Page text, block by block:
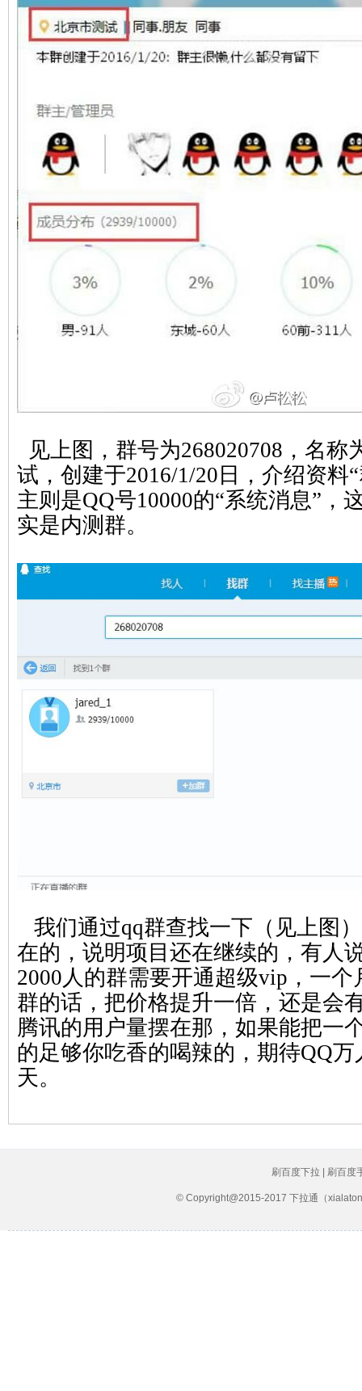
见上图，群号为268020708，名称
试，创建于2016/1/20日，介绍资料
主则是QQ号10000的“系统消息”，
实是内测群。
我们通过qq群查找一下（见上图
在的，说明项目还在继续的，有人
2000人的群需要开通超级vip，一
群的话，把价格提升一倍，还是会
腾讯的用户量摆在那，如果能把一
的足够你吃香的喝辣的，期待QQ
天。
刷百度下拉 | 刷百度
© Copyright@2015-2017 下拉通（